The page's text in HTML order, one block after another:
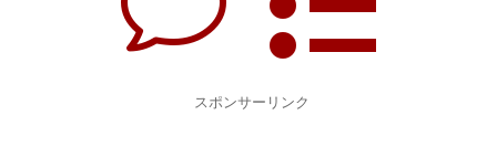
スポンサーリンク